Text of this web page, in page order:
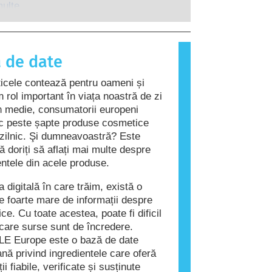
riscurile potențiale, inclusiv cele
unei persoane reacționează la
oamenilor. O substanță care
reacție alergică se numește
cosmetice și de îngrijire
unele persoane. Acest lucru nu
că produsul nu este sigur pentru
către alte persoane.
de date
contează pentru oameni și
rol important în viața noastră de zi
medie, consumatorii europeni
peste șapte produse cosmetice
Şi dumneavoastră? Este
doriți să aflați mai multe despre
din acele produse.
digitală în care trăim, există o
foarte mare de informații despre
Cu toate acestea, poate fi dificil
surse sunt de încredere.
Europe este o bază de date
privind ingredientele care oferă
fiabile, verificate și susținute